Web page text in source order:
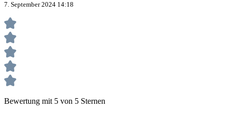
7. September 2024 14:18
Bewertung mit 5 von 5 Sternen